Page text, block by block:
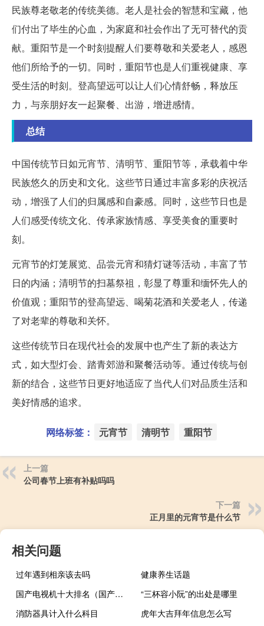
民族尊老敬老的传统美德。老人是社会的智慧和宝藏，他
们付出了毕生的心血，为家庭和社会作出了无可替代的贡
献。重阳节是一个时刻提醒人们要尊敬和关爱老人，感恩
他们所给予的一切。同时，重阳节也是人们重视健康、享
受生活的时刻。登高望远可以让人们心情舒畅，释放压
力，与亲朋好友一起聚餐、出游，增进感情。
总结
中国传统节日如元宵节、清明节、重阳节等，承载着中华
民族悠久的历史和文化。这些节日通过丰富多彩的庆祝活
动，增强了人们的归属感和自豪感。同时，这些节日也是
人们感受传统文化、传承家族情感、享受美食的重要时
刻。
元宵节的灯笼展览、品尝元宵和猜灯谜等活动，丰富了节
日的内涵；清明节的扫墓祭祖，彰显了尊重和缅怀先人的
价值观；重阳节的登高望远、喝菊花酒和关爱老人，传递
了对老辈的尊敬和关怀。
这些传统节日在现代社会的发展中也产生了新的表达方
式，如大型灯会、踏青郊游和聚餐活动等。通过传统与创
新的结合，这些节日更好地适应了当代人们对品质生活和
美好情感的追求。
网络标签： 元宵节 清明节 重阳节
上一篇
公司春节上班有补贴吗吗
下一篇
正月里的元宵节是什么节
相关问题
过年遇到相亲该去吗
健康养生话题
国产电视机十大排名（国产电视机）
“三杯容小阮”的出处是哪里
消防器具计入什么科目
虎年大吉拜年信息怎么写